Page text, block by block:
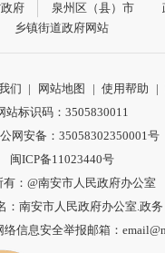
府 泉州区（县）市
乡镇街道政府网站
们 | 网站地图 | 使用帮助 |
站标识码：3505830011
网安备：35058302350001号
闽ICP备11023440号
有：@南安市人民政府办公室
：南安市人民政府办公室.政务
信息安全举报邮箱：